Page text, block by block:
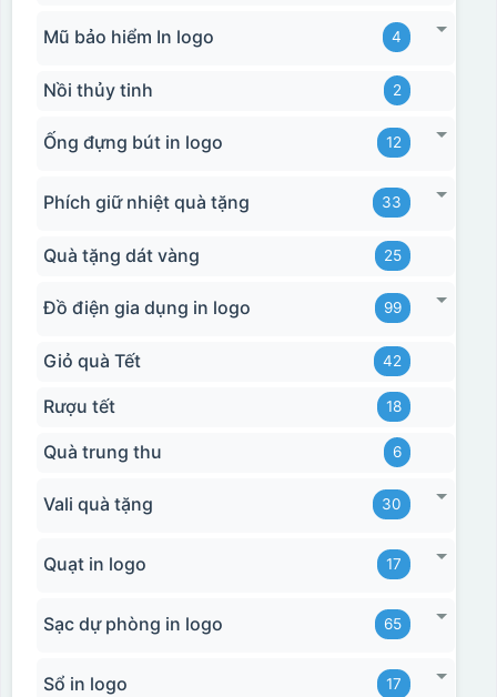
Mũ bảo hiểm In logo 4
Nồi thủy tinh 2
Ống đựng bút in logo 12
Phích giữ nhiệt quà tặng 33
Quà tặng dát vàng 25
Đồ điện gia dụng in logo 99
Giỏ quà Tết 42
Rượu tết 18
Quà trung thu 6
Vali quà tặng 30
Quạt in logo 17
Sạc dự phòng in logo 65
Sổ in logo 17